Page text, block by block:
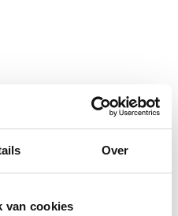
Over
van cookies